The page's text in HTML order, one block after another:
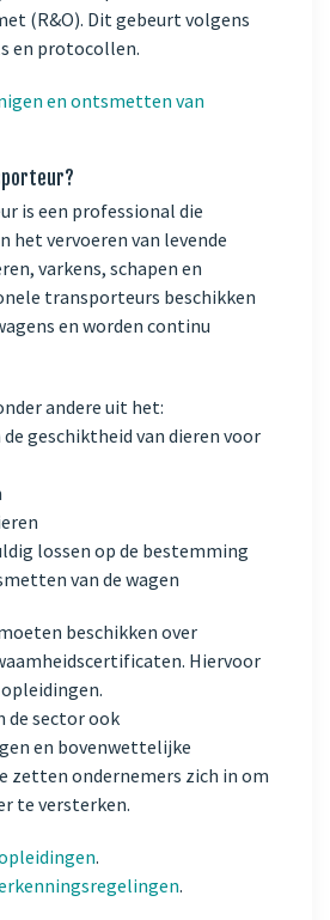
(R&O). Dit gebeurt volgens
en protocollen.
en ontsmetten van
is een professional die
het vervoeren van levende
varkens, schapen en
transporteurs beschikken
en worden continu
andere uit het:
geschiktheid van dieren voor
lossen op de bestemming
van de wagen
beschikken over
Hiervoor
de sector ook
en bovenwettelijke
zetten ondernemers zich in om
te versterken.
.
.